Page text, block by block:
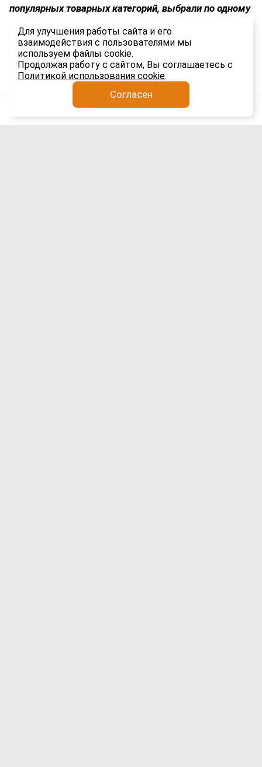
популярных товарных категорий, выбрали по одному
товаров в Китае и России.
Анатолий Якимов
Логистика 3 авг
Для улучшения работы сайта и его
взаимодействия с пользователями мы
используем файлы cookie.
Продолжая работу с сайтом, Вы соглашаетесь с
Политикой использования cookie.
Согласен